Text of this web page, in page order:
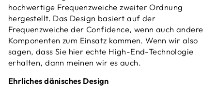
hochwertige Frequenzweiche zweiter Ordnung
hergestellt. Das Design basiert auf der
Frequenzweiche der Confidence, wenn auch andere
Komponenten zum Einsatz kommen. Wenn wir also
sagen, dass Sie hier echte High-End-Technologie
erhalten, dann meinen wir es auch.
Ehrliches dänisches Design